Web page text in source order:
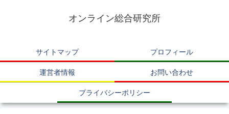
オンライン総合研究所
サイトマップ プロフィール
運営者情報 お問い合わせ
プライバシーポリシー